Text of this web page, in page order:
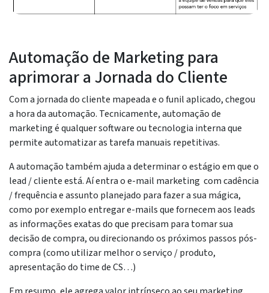
Automação de Marketing para
aprimorar a Jornada do Cliente
Com a jornada do cliente mapeada e o funil aplicado, chegou
a hora da automação. Tecnicamente, automação de
marketing é qualquer software ou tecnologia interna que
permite automatizar as tarefa manuais repetitivas.
A automação também ajuda a determinar o estágio em que o
lead / cliente está. Aí entra o e-mail marketing com cadência
/ frequência e assunto planejado para fazer a sua mágica,
como por exemplo entregar e-mails que fornecem aos leads
as informações exatas do que precisam para tomar sua
decisão de compra, ou direcionando os próximos passos pós-
compra (como utilizar melhor o serviço / produto,
apresentação do time de CS…)